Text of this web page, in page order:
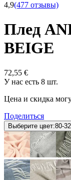
4,9(477 отзывы)
Плед
BEIGE
72,55 €
У нас есть 8 шт.
Цена и скидка
Поделиться
Выберите цвет:80-